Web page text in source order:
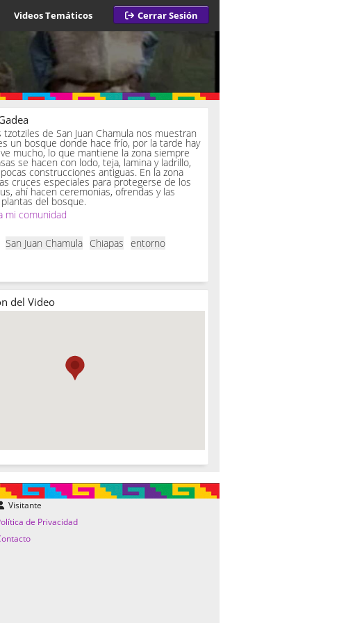
Videos Temáticos Cerrar Sesión
tzotziles de San Juan Chamula nos muestran
un bosque donde hace frío, por la tarde hay
mucho, lo que mantiene la zona siempre
se hacen con lodo, teja, lamina y ladrillo,
construcciones antiguas. En la zona
cruces especiales para protegerse de los
ahí hacen ceremonias, ofrendas y las
del bosque.
mi comunidad
San Juan Chamula Chiapas entorno
del Video
Visitante
de Privacidad